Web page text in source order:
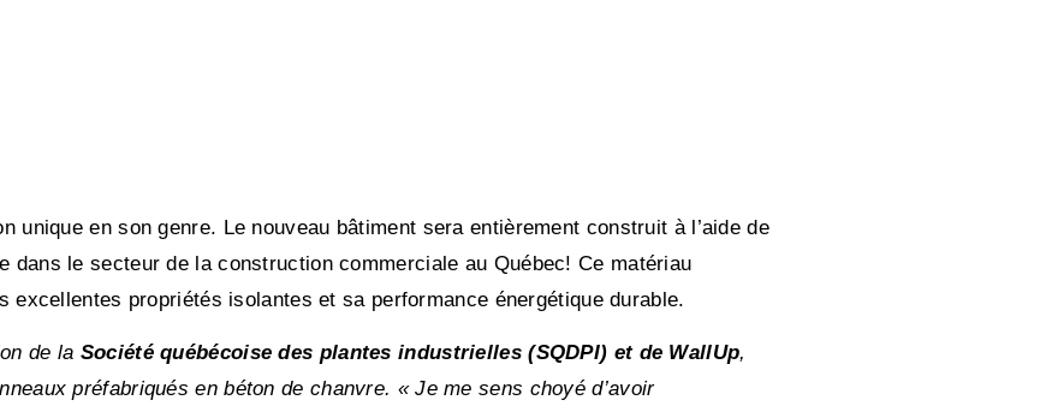
unique en son genre. Le nouveau bâtiment sera entièrement construit à l’aide de
dans le secteur de la construction commerciale au Québec! Ce matériau
propriétés isolantes et sa performance énergétique durable.
de la Société québécoise des plantes industrielles (SQDPI) et de WallUp,
préfabriqués en béton de chanvre. « Je me sens choyé d’avoir